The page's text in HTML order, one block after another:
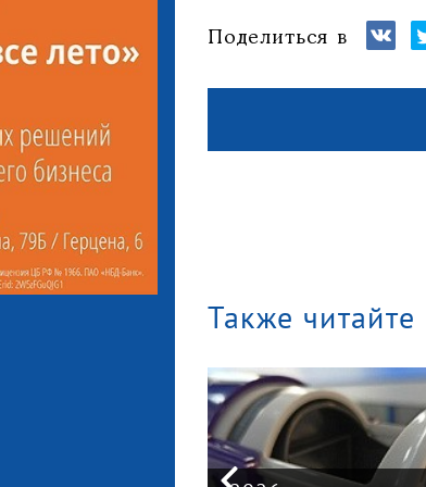
Поделиться в
Также читайте